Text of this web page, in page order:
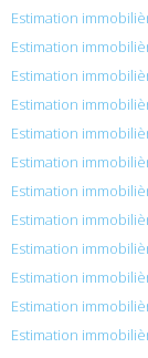
Estimation
Estimation
Estimation
Estimation
Estimation
Estimation
Estimation
Estimation
Estimation
Estimation
Estimation
Estimation